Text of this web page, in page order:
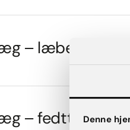
Denne
– læbeløft
–